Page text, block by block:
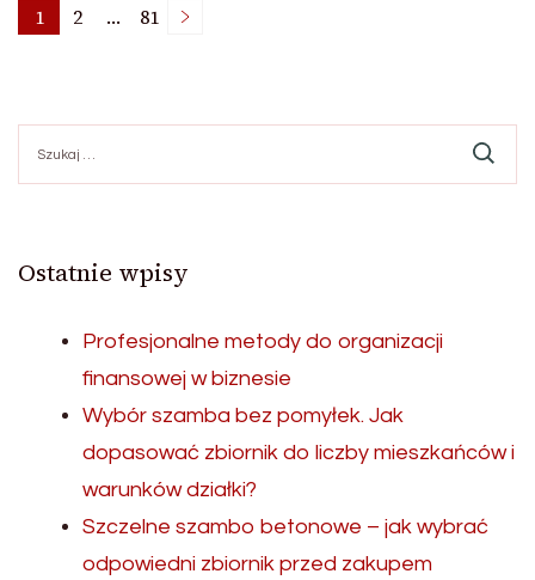
Stronicowanie
wpisów
Strona
1 Strona
2 … Strona
81
Ostatnie wpisy
Profesjonalne metody do organizacji
finansowej w biznesie
Wybór szamba bez pomyłek. Jak
dopasować zbiornik do liczby mieszkańców i
warunków działki?
Szczelne szambo betonowe – jak wybrać
odpowiedni zbiornik przed zakupem